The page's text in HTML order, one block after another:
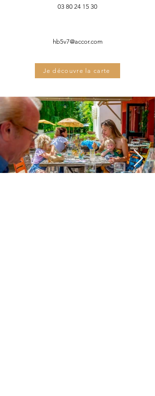
03 80 24 15 30
hb5v7@accor.com
Je découvre la carte